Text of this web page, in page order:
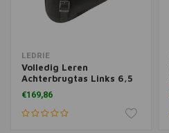
LEDRIE
Volledig Leren
Achterbrugtas Links 6,5
Liter | Zwart
€169,86